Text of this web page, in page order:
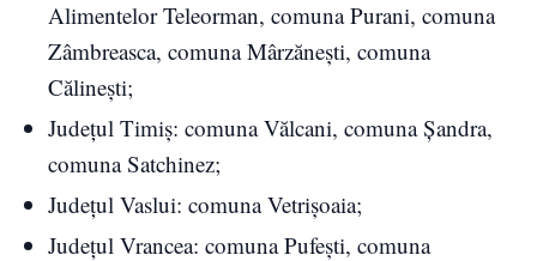
Alimentelor Teleorman, comuna Purani, comuna
Zâmbreasca, comuna Mârzănești, comuna
Călinești;
Județul Timiș: comuna Vălcani, comuna Șandra,
comuna Satchinez;
Județul Vaslui: comuna Vetrișoaia;
Județul Vrancea: comuna Pufești, comuna